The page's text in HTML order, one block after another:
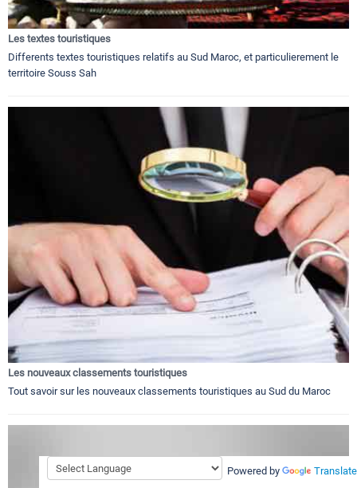
Les textes touristiques
Differents textes touristiques relatifs au Sud Maroc, et particulierement le
territoire Souss Sah
Les nouveaux classements touristiques
Tout savoir sur les nouveaux classements touristiques au Sud du Maroc
Powered by Translate